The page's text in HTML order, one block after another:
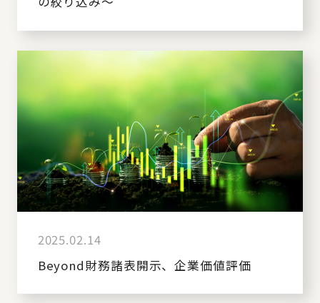
2025.02.14
Beyond財務諸表開示、企業価値評価